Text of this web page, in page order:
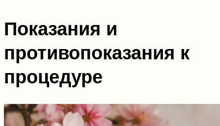
Показания и
противопоказания к
процедуре